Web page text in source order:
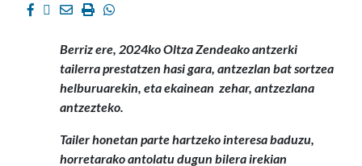
Facebook
Twitter
EmailImprimirWhatsapp
Berriz ere, 2024ko Oltza Zendeako antzerki
tailerra prestatzen hasi gara, antzezlan bat sortzea
helburuarekin, eta ekainean zehar, antzezlana
antzezteko.
Tailer honetan parte hartzeko interesa baduzu,
horretarako antolatu dugun bilera irekian